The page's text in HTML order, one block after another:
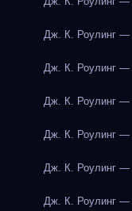
Дж. К. Роулинг —
Дж. К. Роулинг —
Дж. К. Роулинг —
Дж. К. Роулинг —
Дж. К. Роулинг —
Дж. К. Роулинг —